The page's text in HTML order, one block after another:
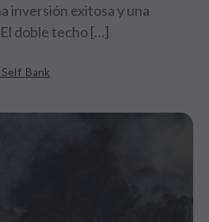
inversión exitosa y una
doble techo […]
Bank